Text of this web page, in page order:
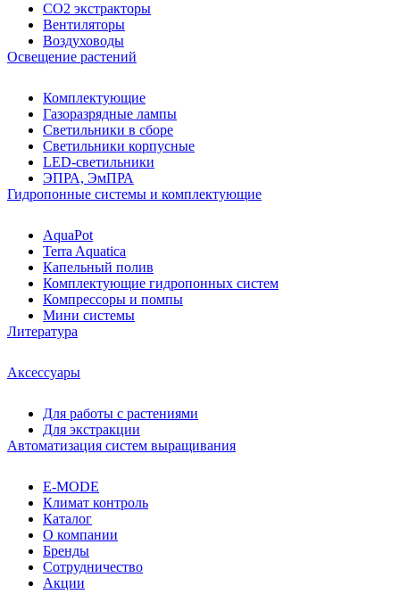
CO2 экстракторы
Вентиляторы
Воздуховоды
Освещение растений
Комплектующие
Газоразрядные лампы
Светильники в сборе
Светильники корпусные
LED-светильники
ЭПРА, ЭмПРА
Гидропонные системы и комплектующие
AquaPot
Terra Aquatica
Капельный полив
Комплектующие гидропонных систем
Компрессоры и помпы
Мини системы
Литература
Аксессуары
Для работы с растениями
Для экстракции
Автоматизация систем выращивания
E-MODE
Климат контроль
Каталог
О компании
Бренды
Сотрудничество
Акции